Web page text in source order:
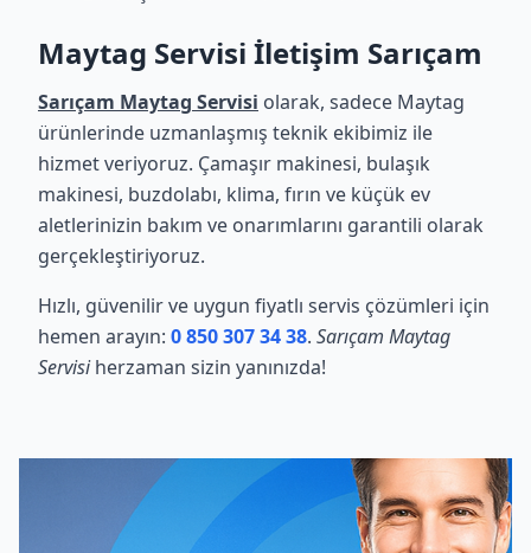
Maytag Servisi İletişim Sarıçam
Sarıçam Maytag Servisi olarak, sadece Maytag
ürünlerinde uzmanlaşmış teknik ekibimiz ile
hizmet veriyoruz. Çamaşır makinesi, bulaşık
makinesi, buzdolabı, klima, fırın ve küçük ev
aletlerinizin bakım ve onarımlarını garantili olarak
gerçekleştiriyoruz.
Hızlı, güvenilir ve uygun fiyatlı servis çözümleri için
hemen arayın: 0 850 307 34 38. Sarıçam Maytag
Servisiherzaman sizin yanınızda!